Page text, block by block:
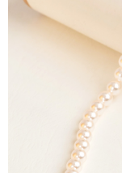
1.分期款項不併入電信
醒簡訊。
2.透過簡訊連結打開帳
帳／街口支付／iPASS
1.本服務係由「台灣大
用戶於交易時，得透
買賣價金債權讓與本公
2.基於同意付款使用「
資料（包含姓名、電
由本公司與您本人進行
【「AFTEE先享後付」
１．於結帳方式選擇
結帳頁面，進行簡訊認
２．訂單成立數日內，
３．收到繳費通知簡
ATM／網路銀行／等
※ 請注意：結帳手續完
購買商品的店家。未
後付繳納相關費用。
※ 交易是否成功請以「
是否繳費成功／繳費
每筆NT$60，滿
每筆NT$60，滿
每筆NT$60，滿
萊爾富純取貨
每筆NT$60，滿